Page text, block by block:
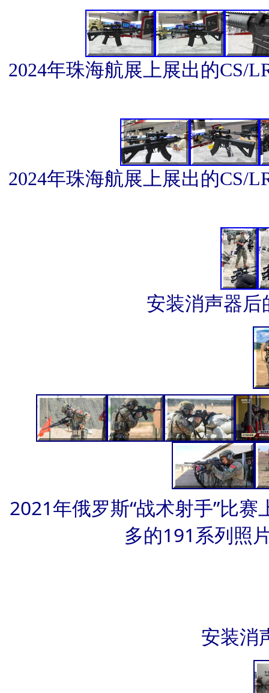
2024年珠海航展上展出的CS/
2024年珠海航展上展出的CS/
安装消声器
2021年俄罗斯“战术射手”比
多的191系列照
安装消